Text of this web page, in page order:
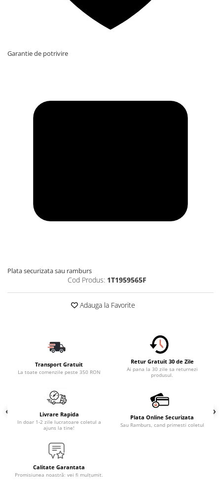
Garantie de potrivire
Plata securizata sau ramburs
Cod Produs: 1T1959565F
Adauga la Favorite
Transport Gratuit
La toate comenzile peste 350 RON
Retur Gratuit 30 de Zile
Ai pana la 30 zile sa returnezi
produsul.
Livrare Rapida
In doar 1-2 zile lucratoare coletul a
ajuns la tine!
Plata Online Securizata
Sau Ramburs, cand primesti coletul
Calitate Garantata
Promisiunea noastră: vei fi mulțumit.